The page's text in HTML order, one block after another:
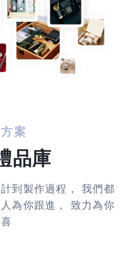
案
品庫
到製作過程， 我們都
為你跟進， 致力為你